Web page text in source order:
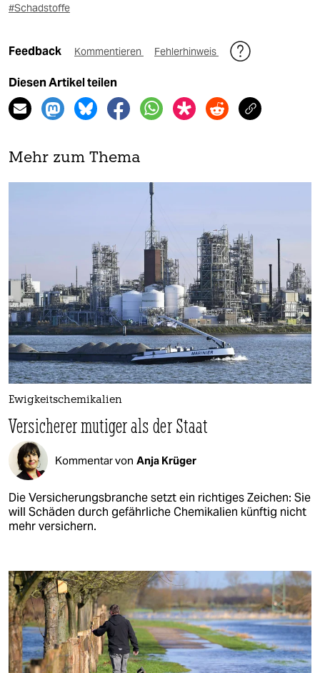
#Schadstoffe
Feedback Kommentieren Fehlerhinweis
Diesen Artikel teilen
Mehr zum Thema
Ewigkeitschemikalien
Versicherer mutiger als der Staat
Kommentar von Anja Krüger
Die Versicherungsbranche setzt ein richtiges Zeichen: Sie
will Schäden durch gefährliche Chemikalien künftig nicht
mehr versichern.